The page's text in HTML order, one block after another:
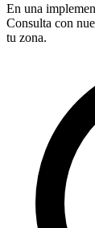
En una
Consulta con
tu zona.